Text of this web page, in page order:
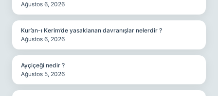
Ağustos 6, 2026
Kur’an-ı Kerim’de yasaklanan davranışlar nelerdir ?
Ağustos 6, 2026
Ayçiçeği nedir ?
Ağustos 5, 2026